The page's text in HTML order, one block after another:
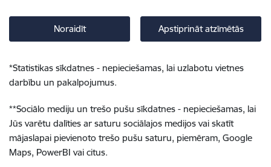
Noraidīt Apstiprināt atzīmētās
*Statistikas sīkdatnes - nepieciešamas, lai uzlabotu vietnes
darbību un pakalpojumus.
**Sociālo mediju un trešo pušu sīkdatnes - nepieciešamas, lai
Jūs varētu dalīties ar saturu sociālajos medijos vai skatīt
mājaslapai pievienoto trešo pušu saturu, piemēram, Google
Maps, PowerBI vai citus.